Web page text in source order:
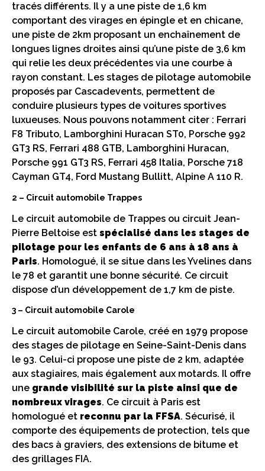
tracés différents. Il y a une piste de 1,6 km
comportant des virages en épingle et en chicane,
une piste de 2km proposant un enchaînement de
longues lignes droites ainsi qu’une piste de 3,6 km
qui relie les deux précédentes via une courbe à
rayon constant. Les stages de pilotage automobile
proposés par Cascadevents, permettent de
conduire plusieurs types de voitures sportives
luxueuses. Nous pouvons notamment citer : Ferrari
F8 Tributo, Lamborghini Huracan ST0, Porsche 992
GT3 RS, Ferrari 488 GTB, Lamborghini Huracan,
Porsche 991 GT3 RS, Ferrari 458 Italia, Porsche 718
Cayman GT4, Ford Mustang Bullitt, Alpine A 110 R.
2 – Circuit automobile Trappes
Le circuit automobile de Trappes ou circuit Jean-
Pierre Beltoise est spécialisé dans les stages de
pilotage pour les enfants de 6 ans à 18 ans à
Paris. Homologué, il se situe dans les Yvelines dans
le 78 et garantit une bonne sécurité. Ce circuit
dispose d’un développement de 1,7 km de piste.
3 – Circuit automobile Carole
Le circuit automobile Carole, créé en 1979 propose
des stages de pilotage en Seine-Saint-Denis dans
le 93. Celui-ci propose une piste de 2 km, adaptée
aux stagiaires, mais également aux motards. Il offre
une grande visibilité sur la piste ainsi que de
nombreux virages. Ce circuit à Paris est
homologué et reconnu par la FFSA. Sécurisé, il
comporte des équipements de protection, tels que
des bacs à graviers, des extensions de bitume et
des grillages FIA.